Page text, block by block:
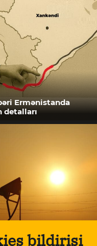
bildirişi
Ermənistanda
detalları